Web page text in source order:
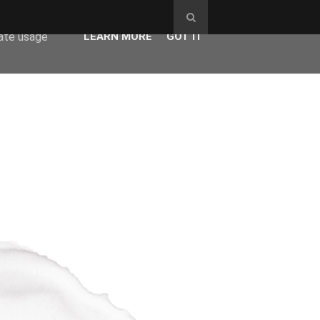
agent
usage
LEARN MORE GOT IT